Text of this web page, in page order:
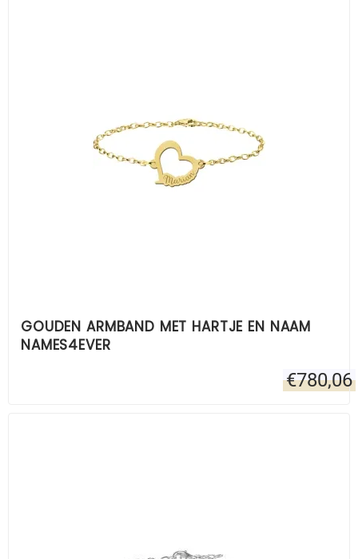
GOUDEN ARMBAND MET HARTJE EN NAAM
NAMES4EVER
€780,06